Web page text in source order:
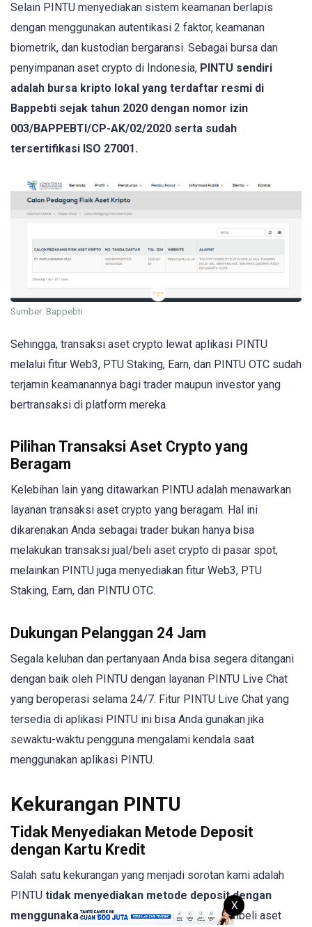
Selain PINTU menyediakan sistem keamanan berlapis
dengan menggunakan autentikasi 2 faktor, keamanan
biometrik, dan kustodian bergaransi. Sebagai bursa dan
penyimpanan aset crypto di Indonesia, PINTU sendiri
adalah bursa kripto lokal yang terdaftar resmi di
Bappebti sejak tahun 2020 dengan nomor izin
003/BAPPEBTI/CP-AK/02/2020 serta sudah
tersertifikasi ISO 27001.
Sumber: Bappebti
Sehingga, transaksi aset crypto lewat aplikasi PINTU
melalui fitur Web3, PTU Staking, Earn, dan PINTU OTC sudah
terjamin keamanannya bagi trader maupun investor yang
bertransaksi di platform mereka.
Pilihan Transaksi Aset Crypto yang
Beragam
Kelebihan lain yang ditawarkan PINTU adalah menawarkan
layanan transaksi aset crypto yang beragam. Hal ini
dikarenakan Anda sebagai trader bukan hanya bisa
melakukan transaksi jual/beli aset crypto di pasar spot,
melainkan PINTU juga menyediakan fitur Web3, PTU
Staking, Earn, dan PINTU OTC.
Dukungan Pelanggan 24 Jam
Segala keluhan dan pertanyaan Anda bisa segera ditangani
dengan baik oleh PINTU dengan layanan PINTU Live Chat
yang beroperasi selama 24/7. Fitur PINTU Live Chat yang
tersedia di aplikasi PINTU ini bisa Anda gunakan jika
sewaktu-waktu pengguna mengalami kendala saat
menggunakan aplikasi PINTU.
Kekurangan PINTU
Tidak Menyediakan Metode Deposit
dengan Kartu Kredit
Salah satu kekurangan yang menjadi sorotan kami adalah
PINTU tidak menyediakan metode deposit dengan
menggunakan kartu kredit.Keuntungan membeli aset
X